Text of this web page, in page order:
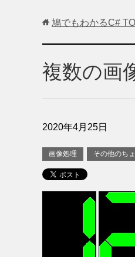
鳩でもわかるC#
複数の画
2020年4月25日
画像処理 その他のち